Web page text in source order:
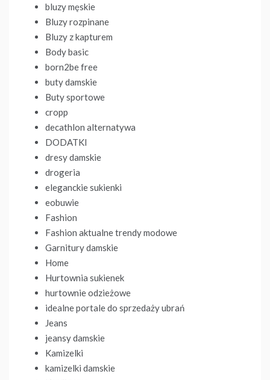
bluzy męskie
Bluzy rozpinane
Bluzy z kapturem
Body basic
born2be free
buty damskie
Buty sportowe
cropp
decathlon alternatywa
DODATKI
dresy damskie
drogeria
eleganckie sukienki
eobuwie
Fashion
Fashion aktualne trendy modowe
Garnitury damskie
Home
Hurtownia sukienek
hurtownie odzieżowe
idealne portale do sprzedaży ubrań
Jeans
jeansy damskie
Kamizelki
kamizelki damskie